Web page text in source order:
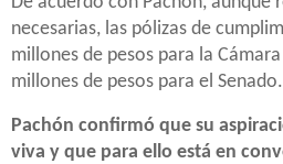
necesarias, las pólizas de
millones de pesos para la
millones de pesos para el Senado.
Pachón confirmó que su
viva y que para ello está en